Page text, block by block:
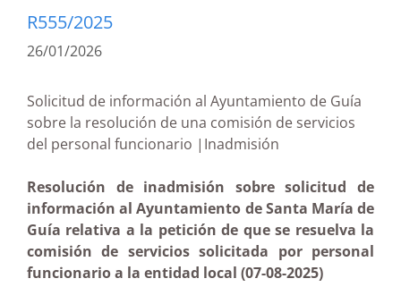
R555/2025
26/01/2026
Solicitud de información al Ayuntamiento de Guía
sobre la resolución de una comisión de servicios
del personal funcionario |Inadmisión
Resolución de inadmisión sobre solicitud de
información al Ayuntamiento de Santa María de
Guía relativa a la petición de que se resuelva la
comisión de servicios solicitada por personal
funcionario a la entidad local (07-08-2025)